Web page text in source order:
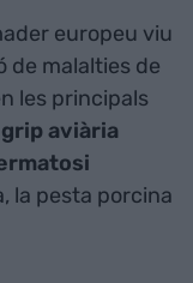
europeu viu
de malalties de
les principals
grip aviària
la pesta porcina